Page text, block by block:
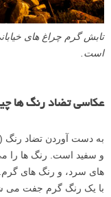
تابش گرم چراغ های
است.
عکاسی تضاد رنگ ها
و سفید است. رنگ ها را
های سرد، و رنگ های
با یک رنگ گرم جفت می